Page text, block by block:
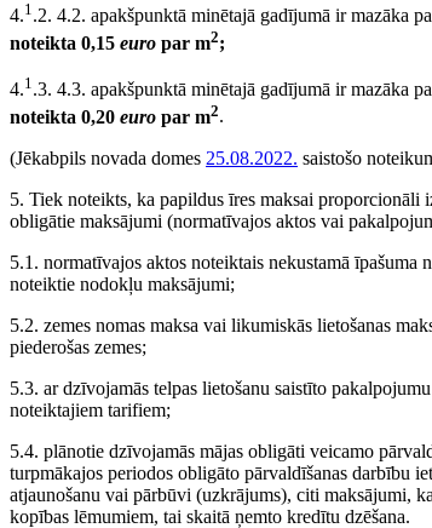
4.1.2. 4.2. apakšpunktā minētajā gadījumā ir mazāka
noteikta 0,15 euro par m2;
4.1 .3. 4.3. apakšpunktā minētajā gadījumā ir mazāka
noteikta 0,20 euro par m2.
(Jēkabpils novada domes 25.08.2022. saistošo
5. Tiek noteikts, ka papildus īres maksai proporcionāli
obligātie maksājumi (normatīvajos aktos vai
5.1. normatīvajos aktos noteiktais nekustamā
noteiktie nodokļu maksājumi;
5.2. zemes nomas maksa vai likumiskās lietošanas
piederošas zemes;
5.3. ar dzīvojamās telpas lietošanu saistīto
noteiktajiem tarifiem;
5.4. plānotie dzīvojamās mājas obligāti veicamo
turpmākajos periodos obligāto pārvaldīšanas darbību
atjaunošanu vai pārbūvi (uzkrājums), citi maksājumi,
kopības lēmumiem, tai skaitā ņemto kredītu dzēšana.